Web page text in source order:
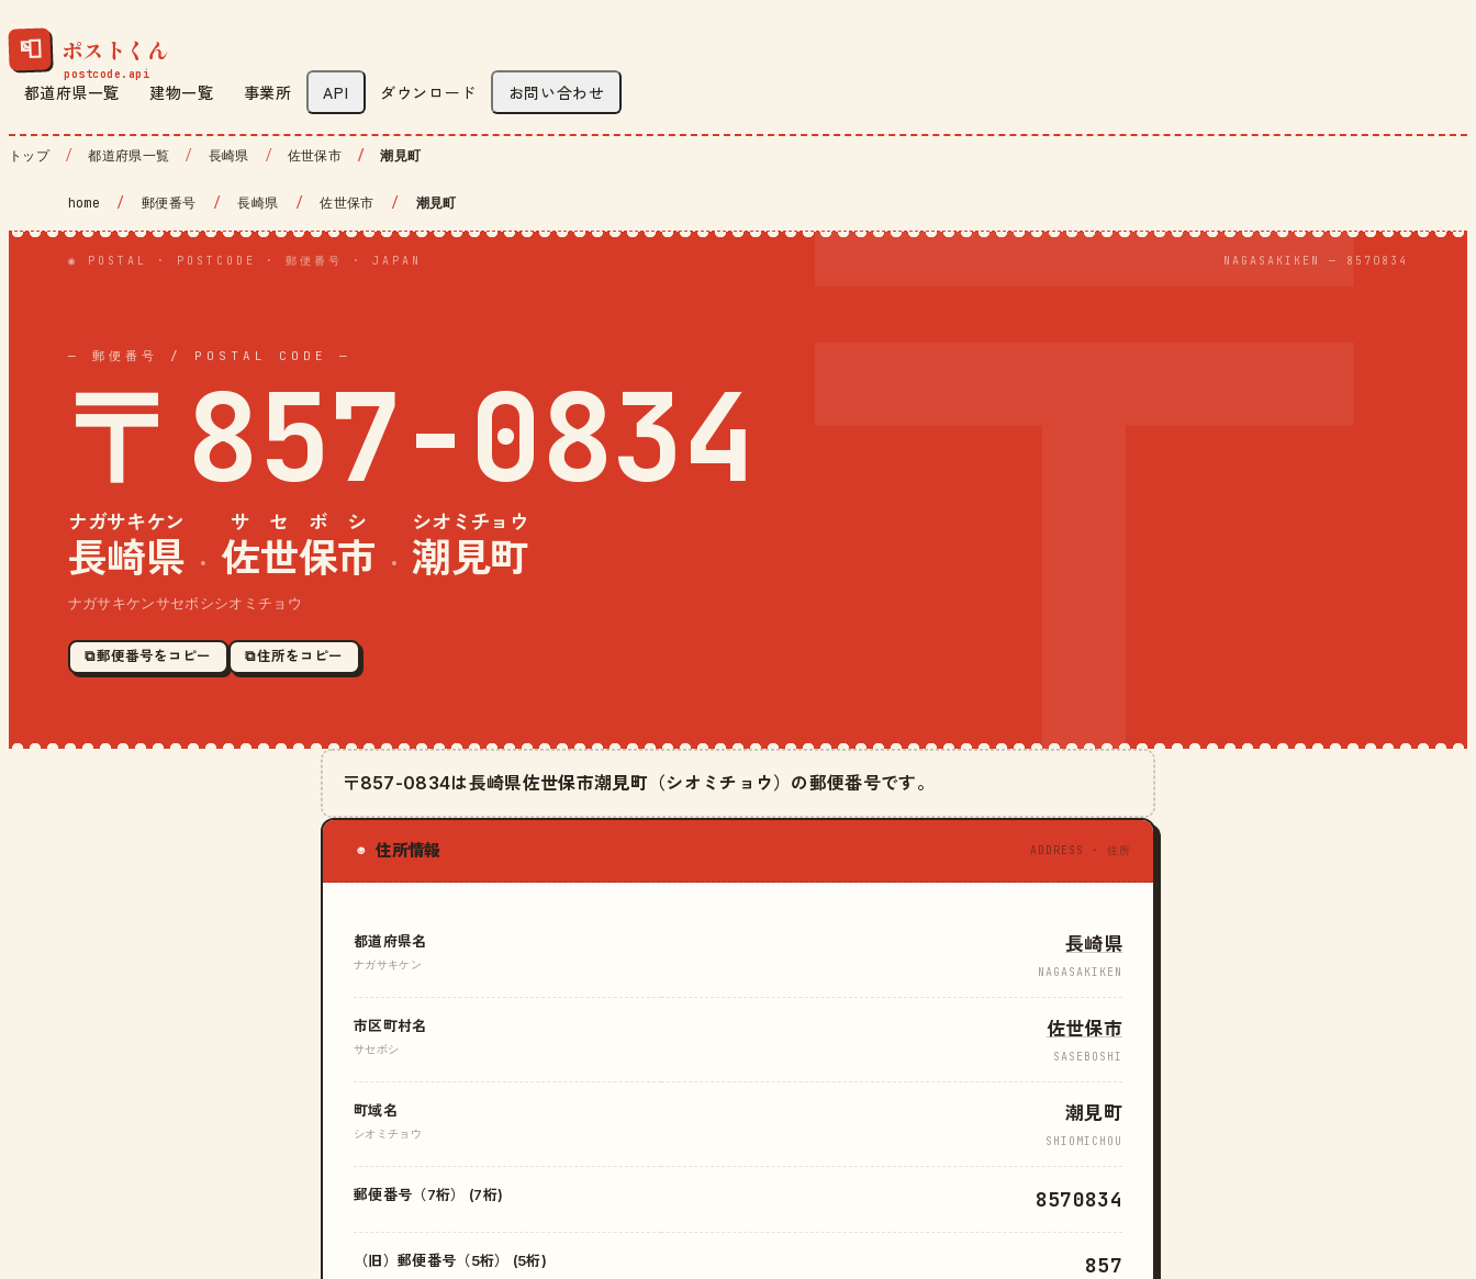
📮 ポストくん
都道府県一覧 建物一覧 事業所 API ダウンロード お問い合わせ
トップ 都道府県一覧 長崎県 佐世保市 潮見町
home / 郵便番号 / 長崎県 / 佐世保市 / 潮見町
◉ POSTAL · POSTCODE · 郵便番号 · JAPAN NAGASAKIKEN — 8570834
— 郵便番号 / POSTAL CODE —
〒857-0834
長崎県
ナガサキケン
· 佐世保市
サセボシ
· 潮見町
シオミチョウ
ナガサキケンサセボシシオミチョウ
⧉ 郵便番号をコピー ⧉ 住所をコピー
〒857-0834は長崎県佐世保市潮見町（シオミチョウ）の郵便番号です。
◉ 住所情報 ADDRESS · 住所
都道府県名
ナガサキケン
長崎県
NAGASAKIKEN
市区町村名
サセボシ
佐世保市
SASEBOSHI
町域名
シオミチョウ
潮見町
SHIOMICHOU
郵便番号（7桁） (7桁) 8570834
（旧）郵便番号（5桁） (5桁) 857